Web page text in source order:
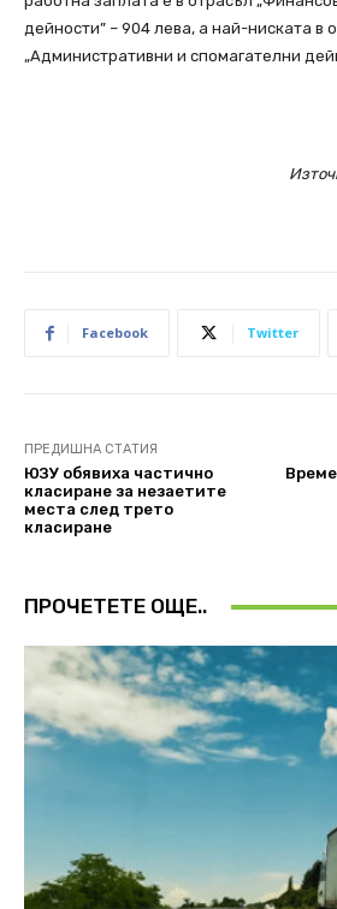
дейности” – 904 лева, а най-ниската в
„Административни и спомагателни
Facebook Twitter
ПРЕДИШНА СТАТИЯ
ЮЗУ обявиха частично
класиране за незаетите
места след трето
класиране
ПРОЧЕТЕТЕ ОЩЕ..